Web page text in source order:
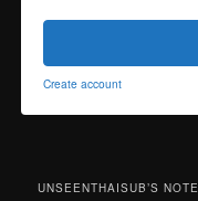
Create account
UNSEENTHAISUB’S NOTE